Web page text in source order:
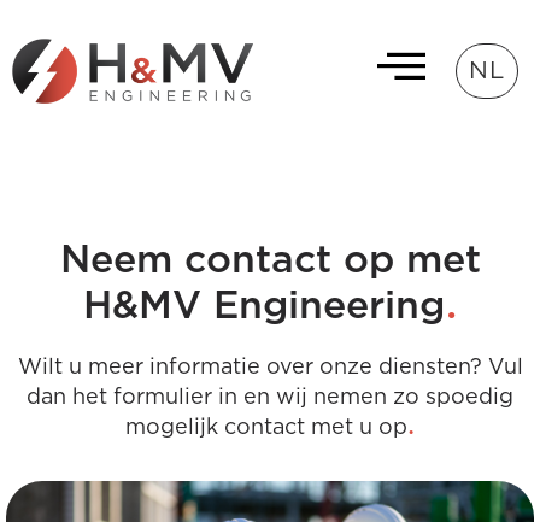
NL
Neem contact op met
H&MV Engineering.
Wilt u meer informatie over onze diensten? Vul
dan het formulier in en wij nemen zo spoedig
mogelijk contact met u op.